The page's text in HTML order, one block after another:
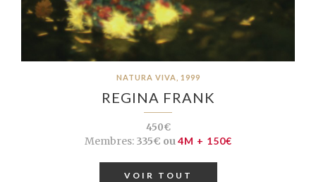
NATURA VIVA, 1999
REGINA FRANK
450€
Membres:335€ ou4M + 150€
VOIR TOUT